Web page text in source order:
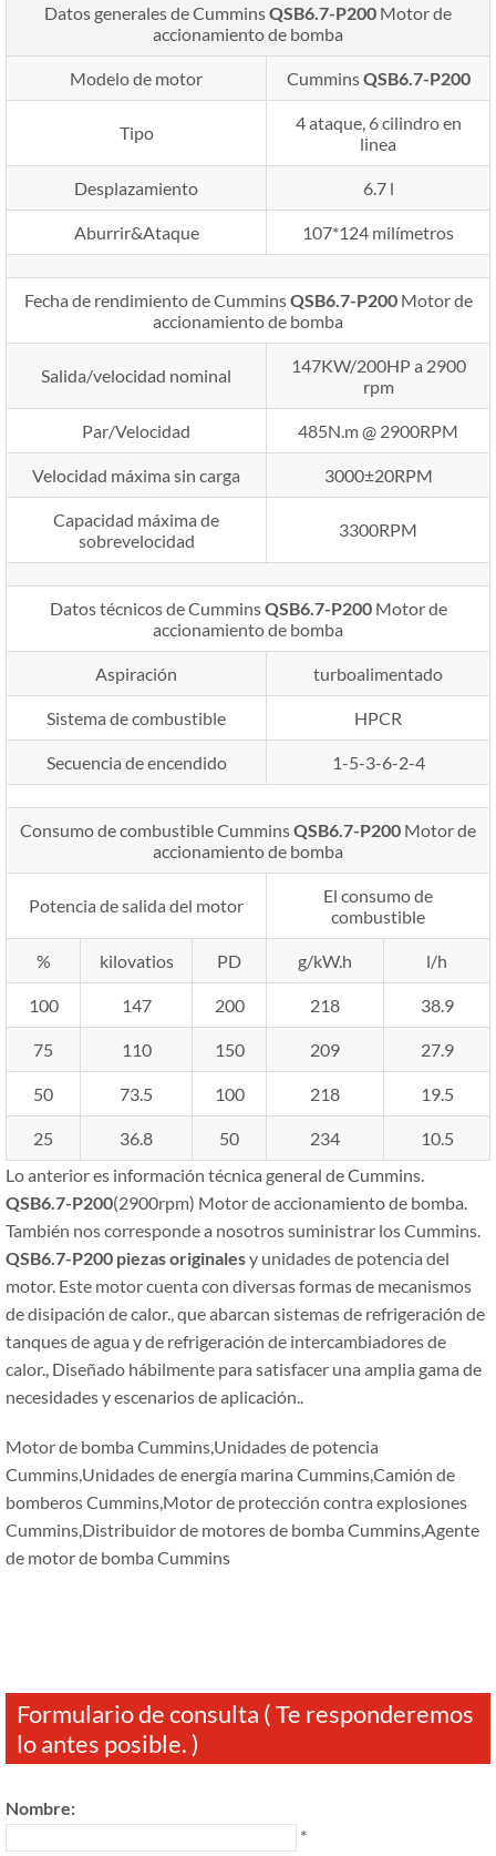
Datos generales de CumminsQSB6.7-P200 Motor de
accionamiento de bomba
Modelo de motor CumminsQSB6.7-P200
Tipo
4 ataque, 6 cilindro en
linea
Desplazamiento 6.7 l
Aburrir&Ataque 107*124 milímetros
Fecha de rendimiento de CumminsQSB6.7-P200 Motor de
accionamiento de bomba
Salida/velocidad nominal
147KW/200HP a 2900
rpm
Par/Velocidad 485N.m @ 2900RPM
Velocidad máxima sin carga 3000±20RPM
Capacidad máxima de
sobrevelocidad
3300RPM
Datos técnicos de CumminsQSB6.7-P200 Motor de
accionamiento de bomba
Aspiración turboalimentado
Sistema de combustible HPCR
Secuencia de encendido 1-5-3-6-2-4
Consumo de combustible CumminsQSB6.7-P200 Motor de
accionamiento de bomba
Potencia de salida del motor
El consumo de
combustible
% kilovatios PD g/kW.h l/h
100 147 200 218 38.9
75 110 150 209 27.9
50 73.5 100 218 19.5
25 36.8 50 234
10.5
Lo anterior es información técnica general de Cummins.
QSB6.7-P200(2900rpm) Motor de accionamiento de bomba.
También nos corresponde a nosotros suministrar los Cummins.
QSB6.7-P200 piezas originalesy unidades de potencia del
motor. Este motor cuenta con diversas formas de mecanismos
de disipación de calor., que abarcan sistemas de refrigeración de
tanques de agua y de refrigeración de intercambiadores de
calor., Diseñado hábilmente para satisfacer una amplia gama de
necesidades y escenarios de aplicación..
Motor de bomba Cummins,Unidades de potencia
Cummins,Unidades de energía marina Cummins,Camión de
bomberos Cummins,Motor de protección contra explosiones
Cummins,Distribuidor de motores de bomba Cummins,Agente
de motor de bomba Cummins
Formulario de consulta ( Te responderemos
lo antes posible. )
Nombre:
*